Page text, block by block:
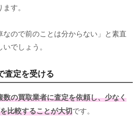
す。
なので前のことは分からない」と素直
でしょう。
査定を受ける
数の買取業者に査定を依頼し、少なく
比較することが大切です。